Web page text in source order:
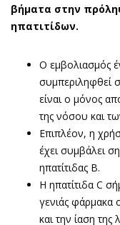
βήματα στην
ηπατιτίδων.
Ο εμβολιασμός
συμπεριληφθεί
είναι ο μόνος
της νόσου και
Επιπλέον, η
έχει συμβάλει
ηπατίτιδας Β.
Η ηπατίτιδα C
γενιάς φάρμακα
και την ίαση